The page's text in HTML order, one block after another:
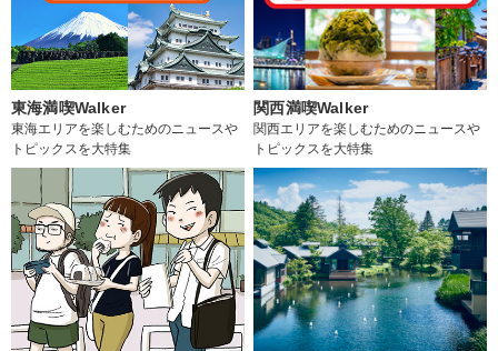
東海満喫Walker
東海エリアを楽しむためのニュースや
トピックスを大特集
関西満喫Walker
関西エリアを楽しむためのニュースや
トピックスを大特集